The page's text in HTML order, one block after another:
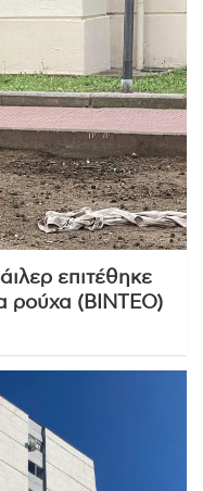
επιτέθηκε
ρούχα (ΒΙΝΤΕΟ)